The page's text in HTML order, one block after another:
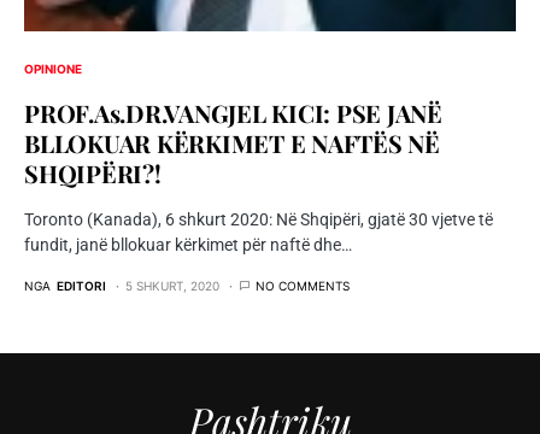
OPINIONE
PROF.As.DR.VANGJEL KICI: PSE JANË
BLLOKUAR KËRKIMET E NAFTËS NË
SHQIPËRI?!
Toronto (Kanada), 6 shkurt 2020: Në Shqipëri, gjatë 30 vjetve të
fundit, janë bllokuar kërkimet për naftë dhe…
NGA EDITORI 5 SHKURT, 2020 NO COMMENTS
Pashtriku